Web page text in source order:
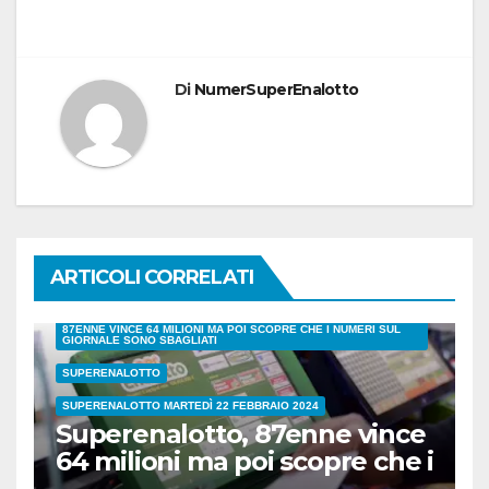
Di NumerSuperEnalotto
ARTICOLI CORRELATI
87ENNE VINCE 64 MILIONI MA POI SCOPRE CHE I NUMERI SUL
GIORNALE SONO SBAGLIATI
SUPERENALOTTO
SUPERENALOTTO MARTEDÌ 22 FEBBRAIO 2024
Superenalotto, 87enne vince
64 milioni ma poi scopre che i